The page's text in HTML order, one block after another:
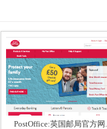
PostOffice:英国邮局官方网...